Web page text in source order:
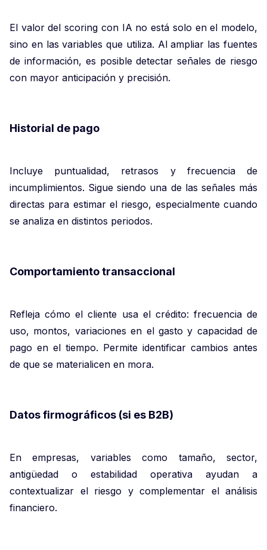
El valor del scoring con IA no está solo en el modelo,
sino en las variables que utiliza. Al ampliar las fuentes
de información, es posible detectar señales de riesgo
con mayor anticipación y precisión.
Historial de pago
Incluye puntualidad, retrasos y frecuencia de
incumplimientos. Sigue siendo una de las señales más
directas para estimar el riesgo, especialmente cuando
se analiza en distintos periodos.
Comportamiento transaccional
Refleja cómo el cliente usa el crédito: frecuencia de
uso, montos, variaciones en el gasto y capacidad de
pago en el tiempo. Permite identificar cambios antes
de que se materialicen en mora.
Datos firmográficos (si es B2B)
En empresas, variables como tamaño, sector,
antigüedad o estabilidad operativa ayudan a
contextualizar el riesgo y complementar el análisis
financiero.